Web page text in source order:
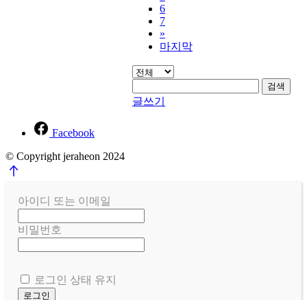
6
7
»
마지막
검색
글쓰기
Facebook
© Copyright jeraheon 2024
아이디 또는 이메일
비밀번호
로그인 상태 유지